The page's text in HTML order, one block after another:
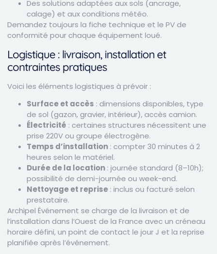
Des solutions adaptées aux sols (ancrage,
calage) et aux conditions météo.
Demandez toujours la fiche technique et le PV de
conformité pour chaque équipement loué.
Logistique : livraison, installation et
contraintes pratiques
Voici les éléments logistiques à prévoir :
Surface et accès : dimensions disponibles, type
de sol (gazon, gravier, intérieur), accès camion.
Électricité : certaines structures nécessitent une
prise 220V ou groupe électrogène.
Temps d’installation : compter 30 minutes à 2
heures selon le matériel.
Durée de la location : journée standard (8–10h);
possibilité de demi-journée ou week-end.
Nettoyage et reprise : inclus ou facturé selon
prestataire.
Archipel Événement se charge de la livraison et de
l’installation dans l’Ouest de la France avec un créneau
horaire défini, un point de contact le jour J et la reprise
planifiée après l’événement.